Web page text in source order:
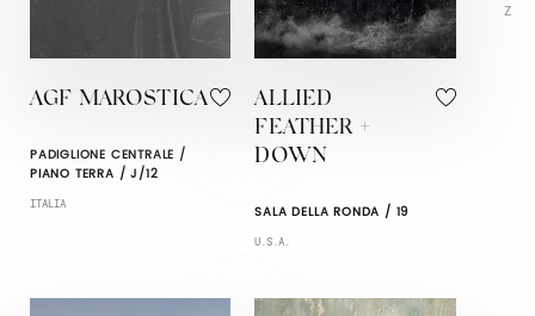
Z
AGF MAROSTICA
PADIGLIONE CENTRALE /
PIANO TERRA / J/12
ITALIA
ALLIED
FEATHER +
DOWN
SALA DELLA RONDA / 19
U.S.A.